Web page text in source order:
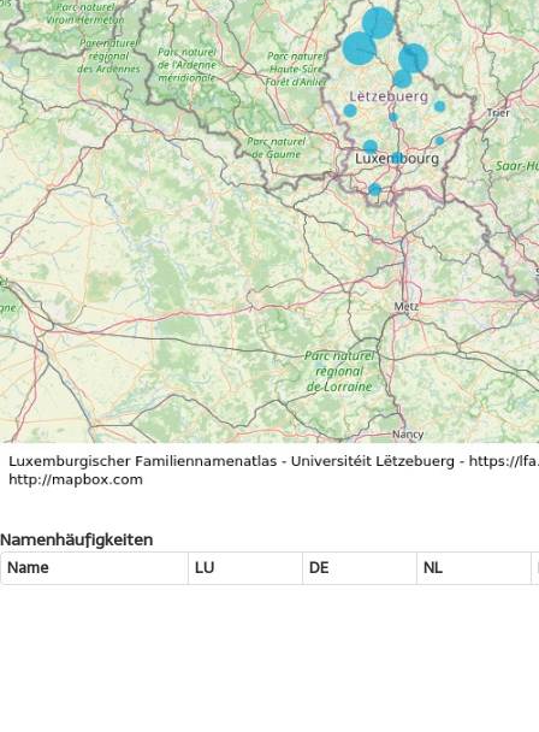
Namenhäufigkeiten
Name LU DE NL